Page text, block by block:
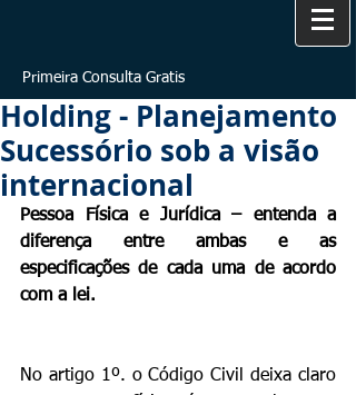
Primeira Consulta Gratis
Holding - Planejamento
Sucessório sob a visão
internacional
Pessoa Física e Jurídica – entenda a
diferença entre ambas e as
especificações de cada uma de acordo
com a lei.
No artigo 1º. o Código Civil deixa claro